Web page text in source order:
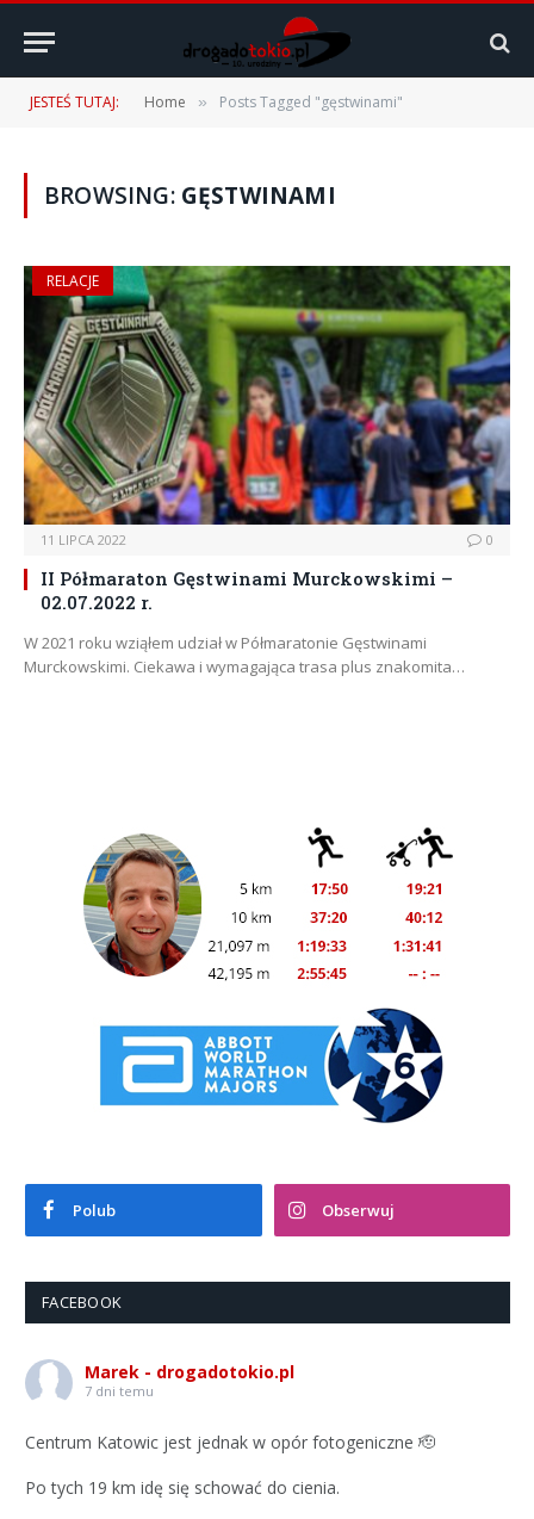
JESTEŚ TUTAJ: Home » Posts Tagged "gęstwinami"
BROWSING: GĘSTWINAMI
RELACJE
11 LIPCA 2022 0
II Półmaraton Gęstwinami Murckowskimi –
02.07.2022 r.
W 2021 roku wziąłem udział w Półmaratonie Gęstwinami
Murckowskimi. Ciekawa i wymagająca trasa plus znakomita…
Polub Obserwuj
FACEBOOK
Marek - drogadotokio.pl
7 dni temu
Centrum Katowic jest jednak w opór fotogeniczne 🫡
Po tych 19 km idę się schować do cienia.